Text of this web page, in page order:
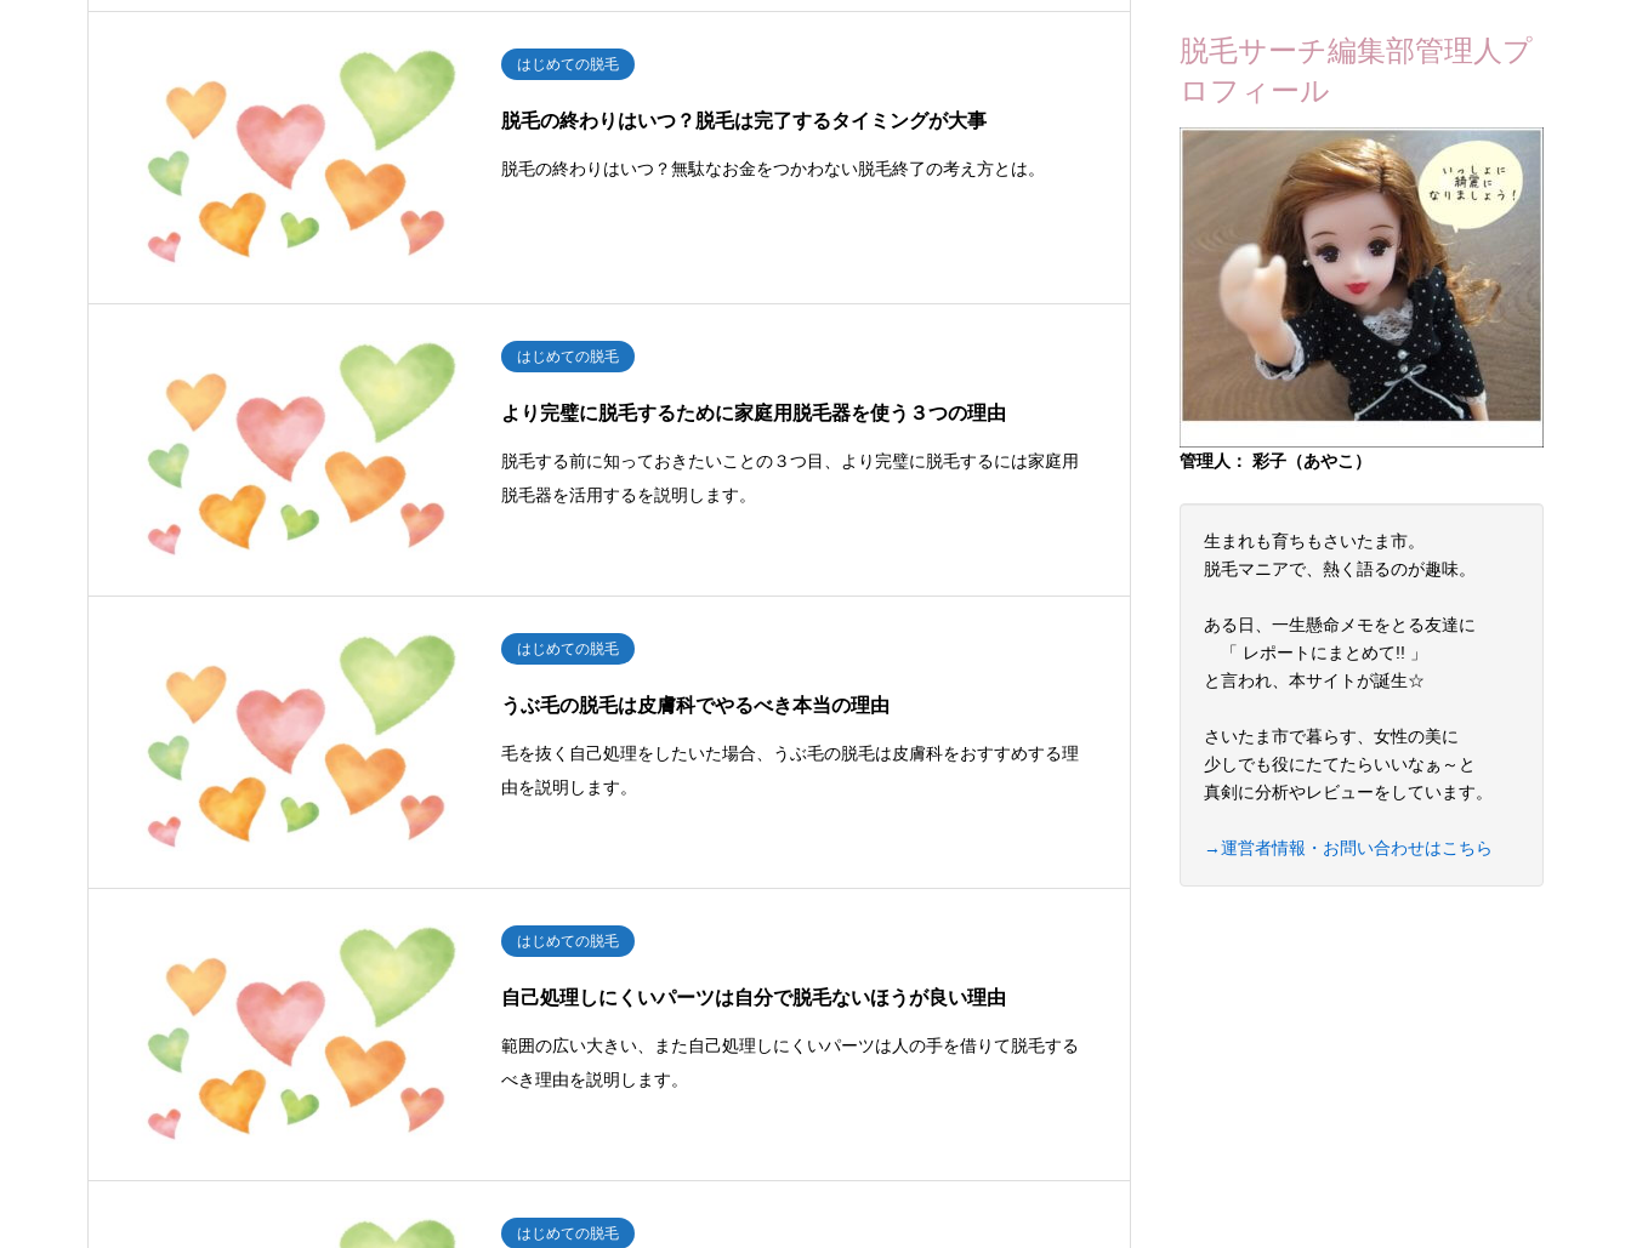
はじめての脱毛
脱毛の終わりはいつ？脱毛は完了するタイミングが大事
脱毛の終わりはいつ？無駄なお金をつかわない脱毛終了の考え方とは。
はじめての脱毛
より完璧に脱毛するために家庭用脱毛器を使う３つの理由
脱毛する前に知っておきたいことの３つ目、より完璧に脱毛するには家庭用
脱毛器を活用するを説明します。
はじめての脱毛
うぶ毛の脱毛は皮膚科でやるべき本当の理由
毛を抜く自己処理をしたいた場合、うぶ毛の脱毛は皮膚科をおすすめする理
由を説明します。
はじめての脱毛
自己処理しにくいパーツは自分で脱毛ないほうが良い理由
範囲の広い大きい、また自己処理しにくいパーツは人の手を借りて脱毛する
べき理由を説明します。
はじめての脱毛
脱毛サーチ編集部管理人プ
ロフィール
管理人： 彩子（あやこ）
生まれも育ちもさいたま市。
脱毛マニアで、熱く語るのが趣味。
ある日、一生懸命メモをとる友達に
「 レポートにまとめて!! 」
と言われ、本サイトが誕生☆
さいたま市で暮らす、女性の美に
少しでも役にたてたらいいなぁ～と
真剣に分析やレビューをしています。
→運営者情報・お問い合わせはこちら